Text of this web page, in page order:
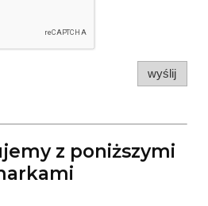
wyślij
z poniższymi